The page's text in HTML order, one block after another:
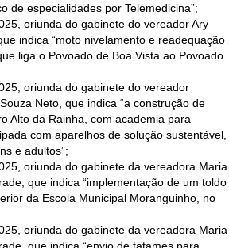
de especialidades por Telemedicina”;
oriunda do gabinete do vereador Ary
indica “moto nivelamento e readequação
liga o Povoado de Boa Vista ao Povoado
oriunda do gabinete do vereador
Neto, que indica “a construção de
Alto da Rainha, com academia para
com aparelhos de solução sustentável,
e adultos”;
oriunda do gabinete da vereadora Maria
que indica “implementação de um toldo
da Escola Municipal Moranguinho, no
oriunda do gabinete da vereadora Maria